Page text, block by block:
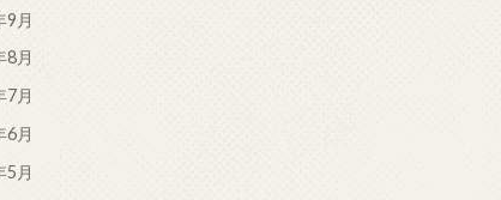
9月
8月
7月
6月
5月